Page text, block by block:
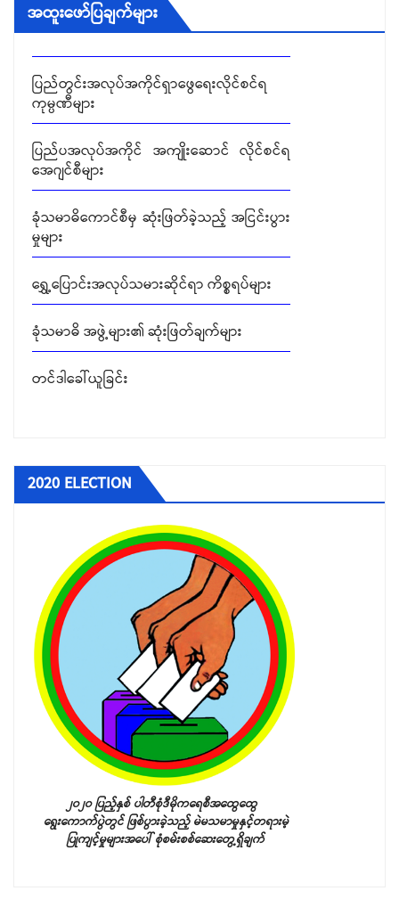
အထူးဖော်ပြချက်များ
တင်ဒါခေါ်ယူခြင်း
ပြည်တွင်းအလုပ်အကိုင်ရှာဖွေရေးလိုင်စင်ရ
ကုမ္ပဏီများ
ပြည်ပအလုပ်အကိုင် အကျိုးဆောင် လိုင်စင်ရ
အေဂျင်စီများ
ခုံသမာဓိကောင်စီမှ ဆုံးဖြတ်ခဲ့သည့် အငြင်းပွား
မှုများ
ရွှေ့ပြောင်းအလုပ်သမားဆိုင်ရာ ကိစ္စရပ်များ
ခုံသမာဓိ အဖွဲ့များ၏ ဆုံးဖြတ်ချက်များ
တင်ဒါခေါ်ယူခြင်း
2020 ELECTION
၂၀၂၀ ပြည့်နှစ် ပါတီစုံဒီမိုကရေစီအထွေထွေ
ရွေးကောက်ပွဲတွင် ဖြစ်ပွားခဲ့သည့် မဲမသမာမှုနှင့်တရားမဲ့
ပြုကျင့်မှုများအပေါ် စုံစမ်းစစ်ဆေးတွေ့ရှိချက်